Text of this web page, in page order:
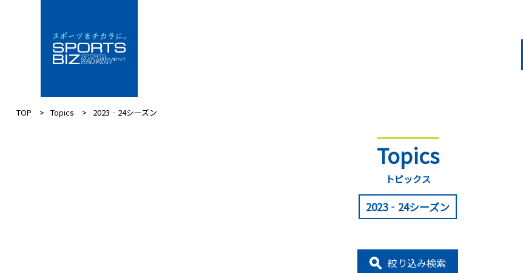
TOP Topics 2023‐24シーズン
Topics
トピックス
2023‐24シーズン
絞り込み検索